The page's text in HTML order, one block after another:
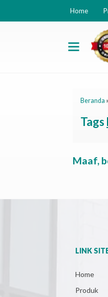
Home
Beranda »
Tags
Maaf,
LINK
Home
Produk